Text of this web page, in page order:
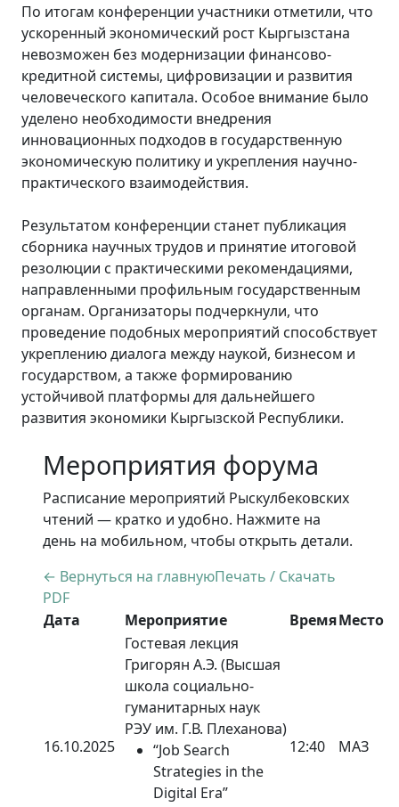
По итогам конференции участники отметили, что
ускоренный экономический рост Кыргызстана
невозможен без модернизации финансово-
кредитной системы, цифровизации и развития
человеческого капитала. Особое внимание было
уделено необходимости внедрения
инновационных подходов в государственную
экономическую политику и укрепления научно-
практического взаимодействия.
Результатом конференции станет публикация
сборника научных трудов и принятие итоговой
резолюции с практическими рекомендациями,
направленными профильным государственным
органам. Организаторы подчеркнули, что
проведение подобных мероприятий способствует
укреплению диалога между наукой, бизнесом и
государством, а также формированию
устойчивой платформы для дальнейшего
развития экономики Кыргызской Республики.
Мероприятия форума
Расписание мероприятий Рыскулбековских
чтений — кратко и удобно. Нажмите на
день на мобильном, чтобы открыть детали.
← Вернуться на главнуюПечать / Скачать
PDF
Дата
Мероприятие ВремяМесто
16.10.2025
Гостевая лекция
Григорян А.Э. (Высшая
школа социально-
гуманитарных наук
РЭУ им. Г.В. Плеханова)
“Job Search
Strategies in the
Digital Era”
12:40 МАЗ